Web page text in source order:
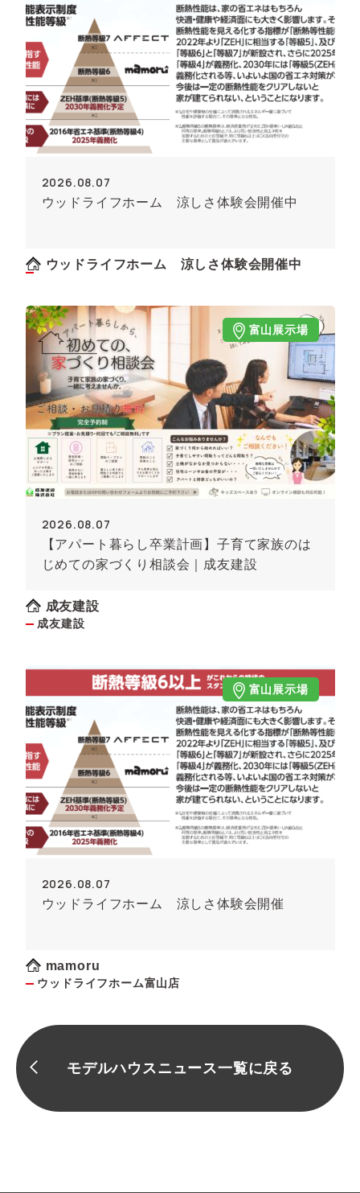
2026.08.07
ウッドライフホーム 涼しさ体験会開催中
ウッドライフホーム 涼しさ体験会開催中
富山展示場
2026.08.07
【アパート暮らし卒業計画】子育て家族のは
じめての家づくり相談会｜成友建設
成友建設
成友建設
富山展示場
2026.08.07
ウッドライフホーム 涼しさ体験会開催
mamoru
ウッドライフホーム富山店
モデルハウスニュース一覧に戻る